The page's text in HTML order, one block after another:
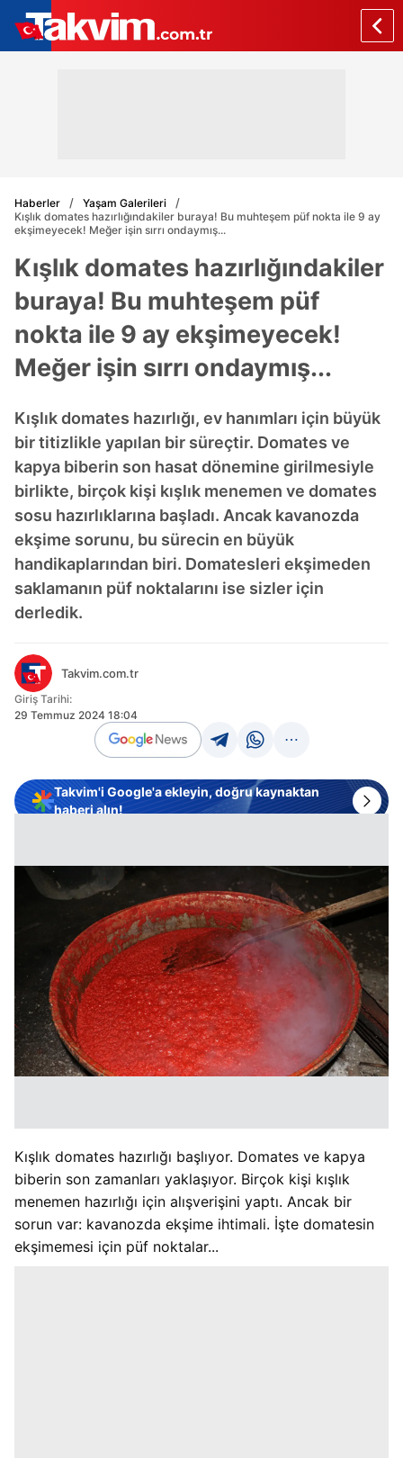
Haberler
Yaşam Galerileri
Kışlık domates hazırlığındakiler buraya! Bu muhteşem püf nokta ile 9 ay
ekşimeyecek! Meğer işin sırrı ondaymış...
Kışlık domates hazırlığındakiler
buraya! Bu muhteşem püf
nokta ile 9 ay ekşimeyecek!
Meğer işin sırrı ondaymış...
Kışlık domates hazırlığı, ev hanımları için büyük
bir titizlikle yapılan bir süreçtir. Domates ve
kapya biberin son hasat dönemine girilmesiyle
birlikte, birçok kişi kışlık menemen ve domates
sosu hazırlıklarına başladı. Ancak kavanozda
ekşime sorunu, bu sürecin en büyük
handikaplarından biri. Domatesleri ekşimeden
saklamanın püf noktalarını ise sizler için
derledik.
Takvim.com.tr
Giriş Tarihi:
29 Temmuz 2024 18:04
Takvim'i Google'a ekleyin, doğru kaynaktan
haberi alın!
Kışlık domates hazırlığı başlıyor. Domates ve kapya
biberin son zamanları yaklaşıyor. Birçok kişi kışlık
menemen hazırlığı için alışverişini yaptı. Ancak bir
sorun var: kavanozda ekşime ihtimali. İşte domatesin
ekşimemesi için püf noktalar...